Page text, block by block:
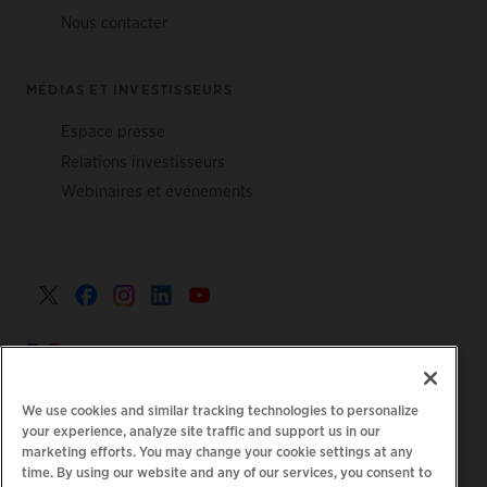
Nous contacter
MÉDIAS ET INVESTISSEURS
Espace presse
Relations investisseurs
Webinaires et événements
France >
Politique de confidentialité Vos choix de confidentialité
We use cookies and similar tracking technologies to personalize
your experience, analyze site traffic and support us in our
marketing efforts. You may change your cookie settings at any
time. By using our website and any of our services, you consent to